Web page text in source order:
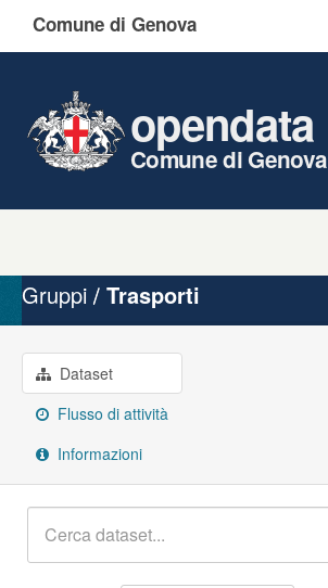
Comune di Genova
opendata
Comune di Genova
Organizzazioni
Gruppi
Informazioni
Gruppi Trasporti
Dataset
Flusso di attività
Informazioni